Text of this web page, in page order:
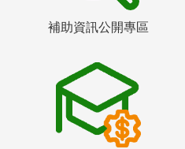
補助資訊公開專區